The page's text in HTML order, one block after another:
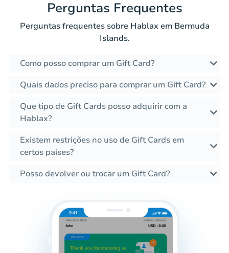
Perguntas Frequentes
Perguntas frequentes sobre Hablax em Bermuda
Islands.
Como posso comprar um Gift Card?
Quais dados preciso para comprar um Gift Card?
Que tipo de Gift Cards posso adquirir com a
Hablax?
Existem restrições no uso de Gift Cards em
certos países?
Posso devolver ou trocar um Gift Card?